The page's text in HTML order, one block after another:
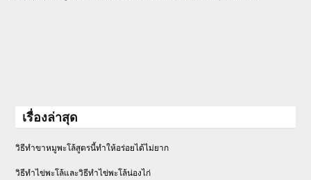
เรื่องล่าสุด
วิธีทำขาหมูพะโล้สูตรนี้ทำให้อร่อยได้ไม่ยาก
วิธีทําไข่พะโล้และวิธีทำไข่พะโล้น่องไก่